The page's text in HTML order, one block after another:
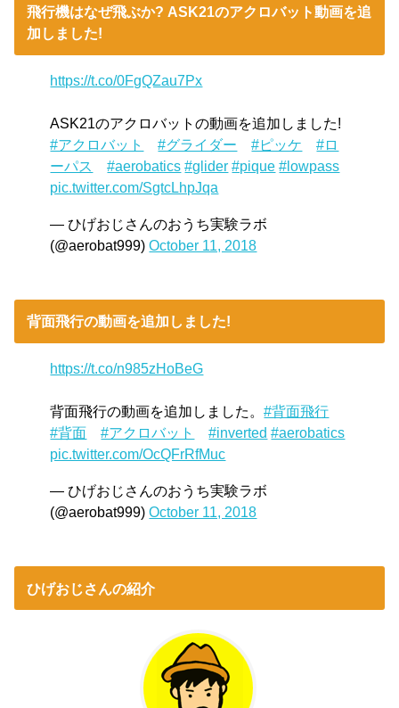
飛行機はなぜ飛ぶか? ASK21のアクロバット動画を追
加しました!
https://t.co/0FgQZau7Px
ASK21のアクロバットの動画を追加しました!
#アクロバット
#グライダー #ピッケ
#ロ
ーパス
#aerobatics #glider #pique #lowpass
pic.twitter.com/SgtcLhpJqa
— ひげおじさんのおうち実験ラボ
(@aerobat999)October 11, 2018
背面飛行の動画を追加しました!
https://t.co/n985zHoBeG
背面飛行の動画を追加しました。#背面飛行
#背面
#アクロバット #inverted #aerobatics
pic.twitter.com/OcQFrRfMuc
— ひげおじさんのおうち実験ラボ
(@aerobat999)October 11, 2018
ひげおじさんの紹介